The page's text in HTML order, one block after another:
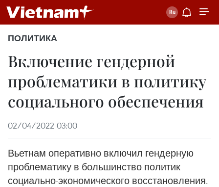
ПОЛИТИКА
Включение гендерной
проблематики в политику
социального обеспечения
02/04/2022 03:00
Вьетнам оперативно включил гендерную
проблематику в большинство политик
социально-экономического восстановления.